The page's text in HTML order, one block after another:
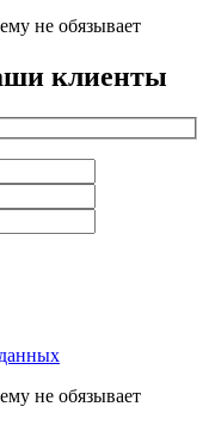
не обязывает
клиенты
не обязывает